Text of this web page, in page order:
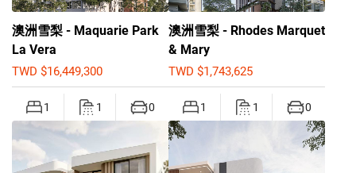
澳洲雪梨 - Maquarie Park
La Vera
TWD $16,449,300
1 1 0
澳洲雪梨 - Rhodes Marquet
& Mary
TWD $1,743,625
1 1 0